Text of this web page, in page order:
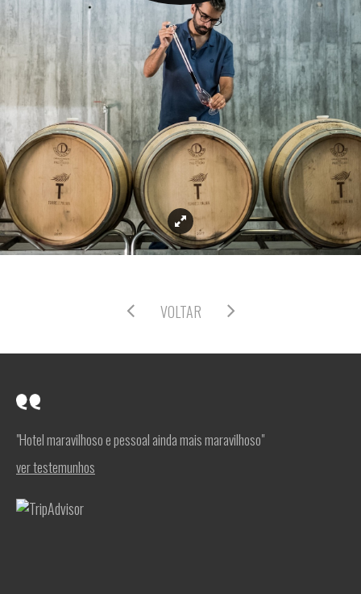
VOLTAR
"Hotel maravilhoso e pessoal ainda mais maravilhoso"
ver testemunhos